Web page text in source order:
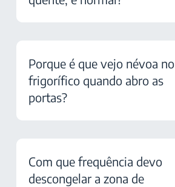
Porque é que vejo névoa no
frigorífico quando abro as
portas?
Com que frequência devo
descongelar a zona de